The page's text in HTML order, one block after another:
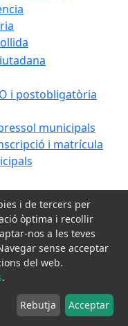
i postobligatòria
municipals
i matrícula
bressol
Adultes
Km0 Cardedeu
Gent Gran
i de tercers per
òptima i recollir
nos a les teves
sense acceptar
del web.
.
Rebutja Acceptar